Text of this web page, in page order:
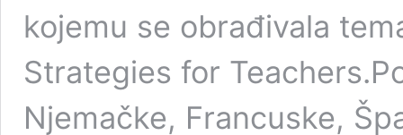
kojemu se obrađivala
Strategies for
Njemačke, Francuske,